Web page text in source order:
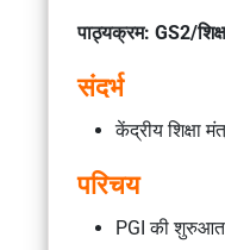
पाठ्यक्रम: GS2/
संदर्भ
केंद्रीय शिक्षा
परिचय
PGI की शुरुआत